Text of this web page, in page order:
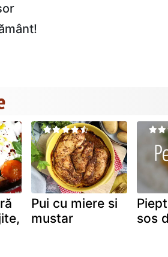
Pui cu miere si
mustar
sos